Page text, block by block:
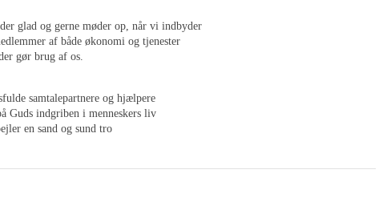
glad og gerne møder op, når vi indbyder
af både økonomi og tjenester
gør brug af os.
samtalepartnere og hjælpere
Guds indgriben i menneskers liv
en sand og sund tro